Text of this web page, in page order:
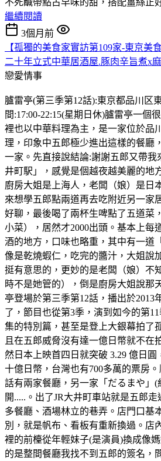
繼續閱讀
3個月前
【孤獨的美食家實訪第109家-東京美
二十年立式中華居酒屋.豚肉辛旨煮x
戀愛情事
臚雷亭(第三季第12話):東京都品川区
間:17:00-22:15(星期日休)臚雷亭一個
裡也以中華料理為主，是一家位於品
理，印象中五郎極少進出這樣的餐廳
一家。先直接說結論:謝謝五郎又帶我
井町駅」，感覺是個越夜越美麗的地
廚房大姐是上海人，老闆（娘）是日
來想學五郎點兩道再去吃附近另一家
好聊，最後喝了兩杯生啤點了五道菜
小菜），居然才2000出頭。基本上每
酒的地方，口味也略重，其中有一道
像是乾燒蝦仁，吃完的醬汁，大姐說
挺有意思的，更妙的是老闆（娘）不
時不是她管的），倒是廚房大姐說那
亭登場於第三季第12話，播出於2013
了，節目也從第3季，演到如今的第
集的特別篇，甚至是登上大銀幕拍了
且在五郎威脅沒有達一億日幣就不在
然日本上映首四日就突破 3.29 億日
十億日幣，台灣也有700多萬的票房
話有兩家餐廳，另一家「だるまや」(
開.....。出了JR大井町車站就是五郎
多餐廳、酒場林立的巷弄。店門口基
別，就是帆布、看板有重新換過。店
裡的前檯從年輕妹子(是演員)換成像
的是整間餐廳我找不到五郎的簽名，